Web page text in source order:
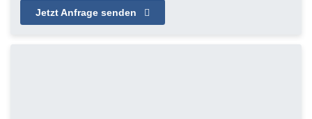
Jetzt Anfrage senden